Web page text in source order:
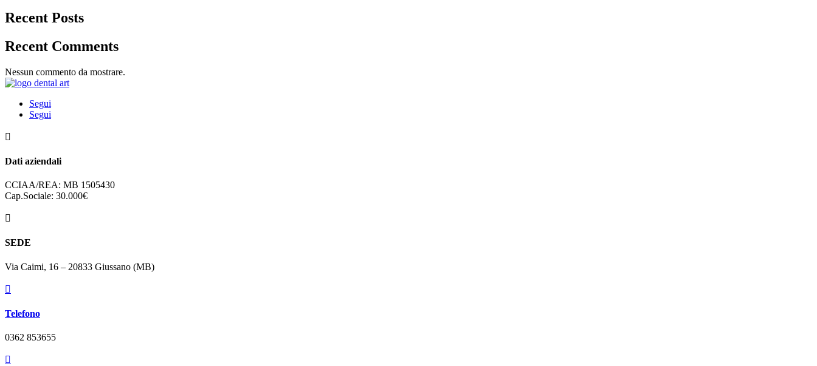
Recent Posts
Recent Comments
Nessun commento da mostrare.
Segui
Segui

Dati aziendali
CCIAA/REA: MB 1505430
Cap.Sociale: 30.000€

SEDE
Via Caimi, 16 – 20833 Giussano (MB)

Telefono
0362 853655
